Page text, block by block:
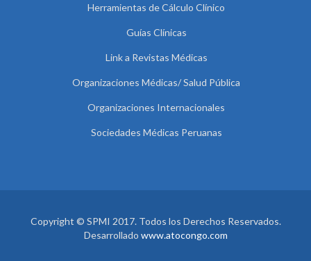
Herramientas de Cálculo Clínico
Guías Clínicas
Link a Revistas Médicas
Organizaciones Médicas/ Salud Pública
Organizaciones Internacionales
Sociedades Médicas Peruanas
Copyright © SPMI 2017. Todos los Derechos Reservados.
Desarrollado www.atocongo.com